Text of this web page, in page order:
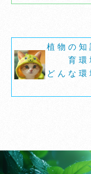
植物の
育環
どんな